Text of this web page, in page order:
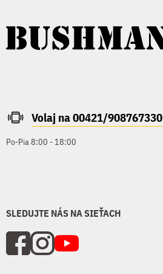
Volaj na 00421/908767330
Po-Pia 8:00 - 18:00
SLEDUJTE NÁS NA SIEŤACH